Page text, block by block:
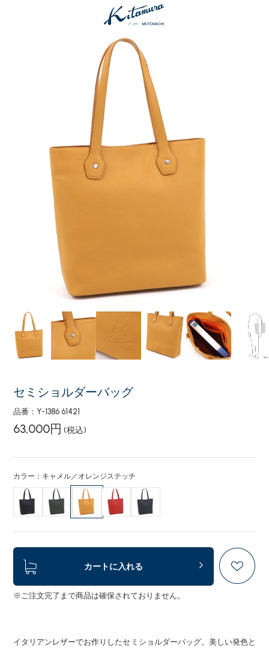
セミショルダーバッグ
品番：Y-1386 61421
63,000円 (税込)
カラー：キャメル／オレンジステッチ
カートに入れる
※ご注文完了まで商品は確保されておりません。
イタリアンレザーでお作りしたセミショルダーバッグ。美しい発色と